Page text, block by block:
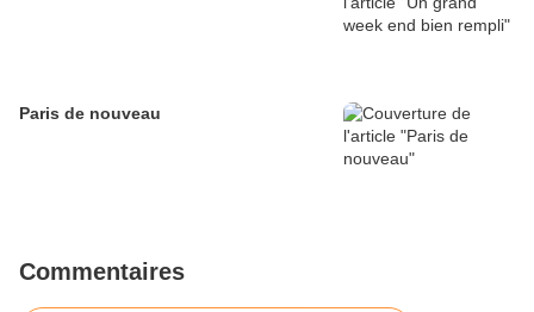
Paris de nouveau
Commentaires